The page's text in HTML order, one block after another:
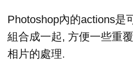
Photoshop內的actions是
組合成一起, 方便一些重
相片的處理.